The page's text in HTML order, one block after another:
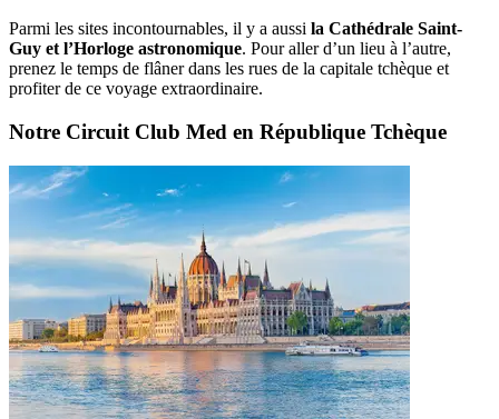
Parmi les sites incontournables, il y a aussi la Cathédrale Saint-
Guy et l’Horloge astronomique. Pour aller d’un lieu à l’autre,
prenez le temps de flâner dans les rues de la capitale tchèque et
profiter de ce voyage extraordinaire.
Notre Circuit Club Med en République Tchèque